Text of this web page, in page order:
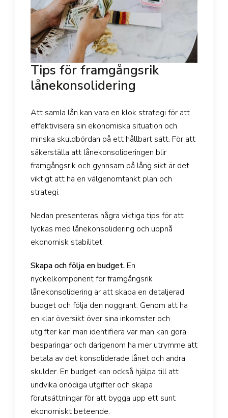
Tips för framgångsrik
lånekonsolidering
Att samla lån kan vara en klok strategi för att
effektivisera sin ekonomiska situation och
minska skuldbördan på ett hållbart sätt. För att
säkerställa att lånekonsolideringen blir
framgångsrik och gynnsam på lång sikt är det
viktigt att ha en välgenomtänkt plan och
strategi.
Nedan presenteras några viktiga tips för att
lyckas med lånekonsolidering och uppnå
ekonomisk stabilitet.
Skapa och följa en budget. En
nyckelkomponent för framgångsrik
lånekonsolidering är att skapa en detaljerad
budget och följa den noggrant. Genom att ha
en klar översikt över sina inkomster och
utgifter kan man identifiera var man kan göra
besparingar och därigenom ha mer utrymme att
betala av det konsoliderade lånet och andra
skulder. En budget kan också hjälpa till att
undvika onödiga utgifter och skapa
förutsättningar för att bygga upp ett sunt
ekonomiskt beteende.